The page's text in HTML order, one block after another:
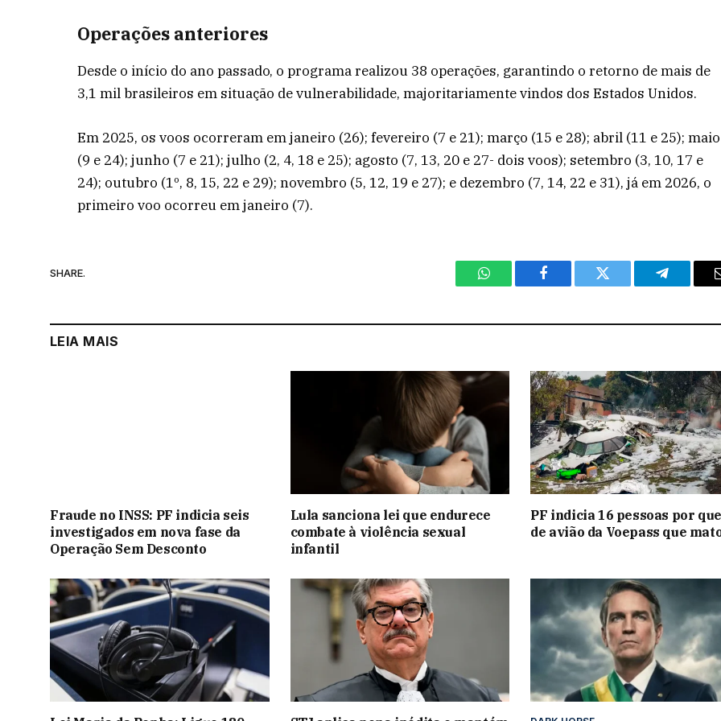
Operações anteriores
Desde o início do ano passado, o programa realizou 38 operações, garantindo o retorno de mais de
3,1 mil brasileiros em situação de vulnerabilidade, majoritariamente vindos dos Estados Unidos.
Em 2025, os voos ocorreram em janeiro (26); fevereiro (7 e 21); março (15 e 28); abril (11 e 25); maio
(9 e 24); junho (7 e 21); julho (2, 4, 18 e 25); agosto (7, 13, 20 e 27- dois voos); setembro (3, 10, 17 e
24); outubro (1º, 8, 15, 22 e 29); novembro (5, 12, 19 e 27); e dezembro (7, 14, 22 e 31), já em 2026, o
primeiro voo ocorreu em janeiro (7).
SHARE.
WhatsAppFacebook Twitter Telegram
LEIA MAIS
Fraude no INSS: PF indicia seis
investigados em nova fase da
Operação Sem Desconto
Lula sanciona lei que endurece
combate à violência sexual
infantil
PF indicia 16 pessoas por
de avião da Voepass que